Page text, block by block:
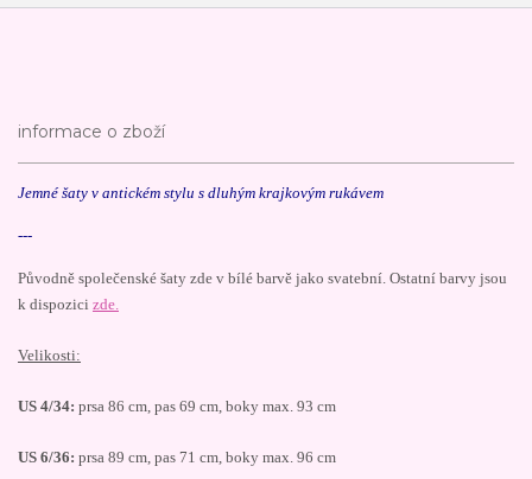
informace o zboží
Jemné šaty v antickém stylu s dluhým krajkovým rukávem
---
Původně společenské šaty zde v bílé barvě jako svatební. Ostatní barvy jsou
k dispozici zde.
Velikosti:
US 4/34: prsa 86 cm, pas 69 cm, boky max. 93 cm
US 6/36: prsa 89 cm, pas 71 cm, boky max. 96 cm